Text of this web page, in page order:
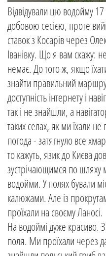
Відвідували цю водойму
добовою сесією, проте
ставок з Косарів через
Іванівку. Що я вам скажу:
немає. До того ж, якщо
знайти правильний
доступність інтернету і
так і не знайшли, а
таких селах, як ми їхали
погода - затягнуло все
то кажуть, язик до Києва
зустрічающимся по шляху
водойми. У полях бували
калюжами. Але із
проїхали на своєму Ланосі.
На водоймі дуже красиво.
поля. Ми проїхали через